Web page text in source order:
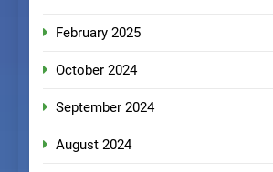
February 2025
October 2024
September 2024
August 2024